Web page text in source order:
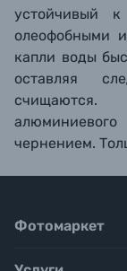
устойчивый
олеофобными
капли воды
оставляя
счищаются.
чернением.
Фотомаркет